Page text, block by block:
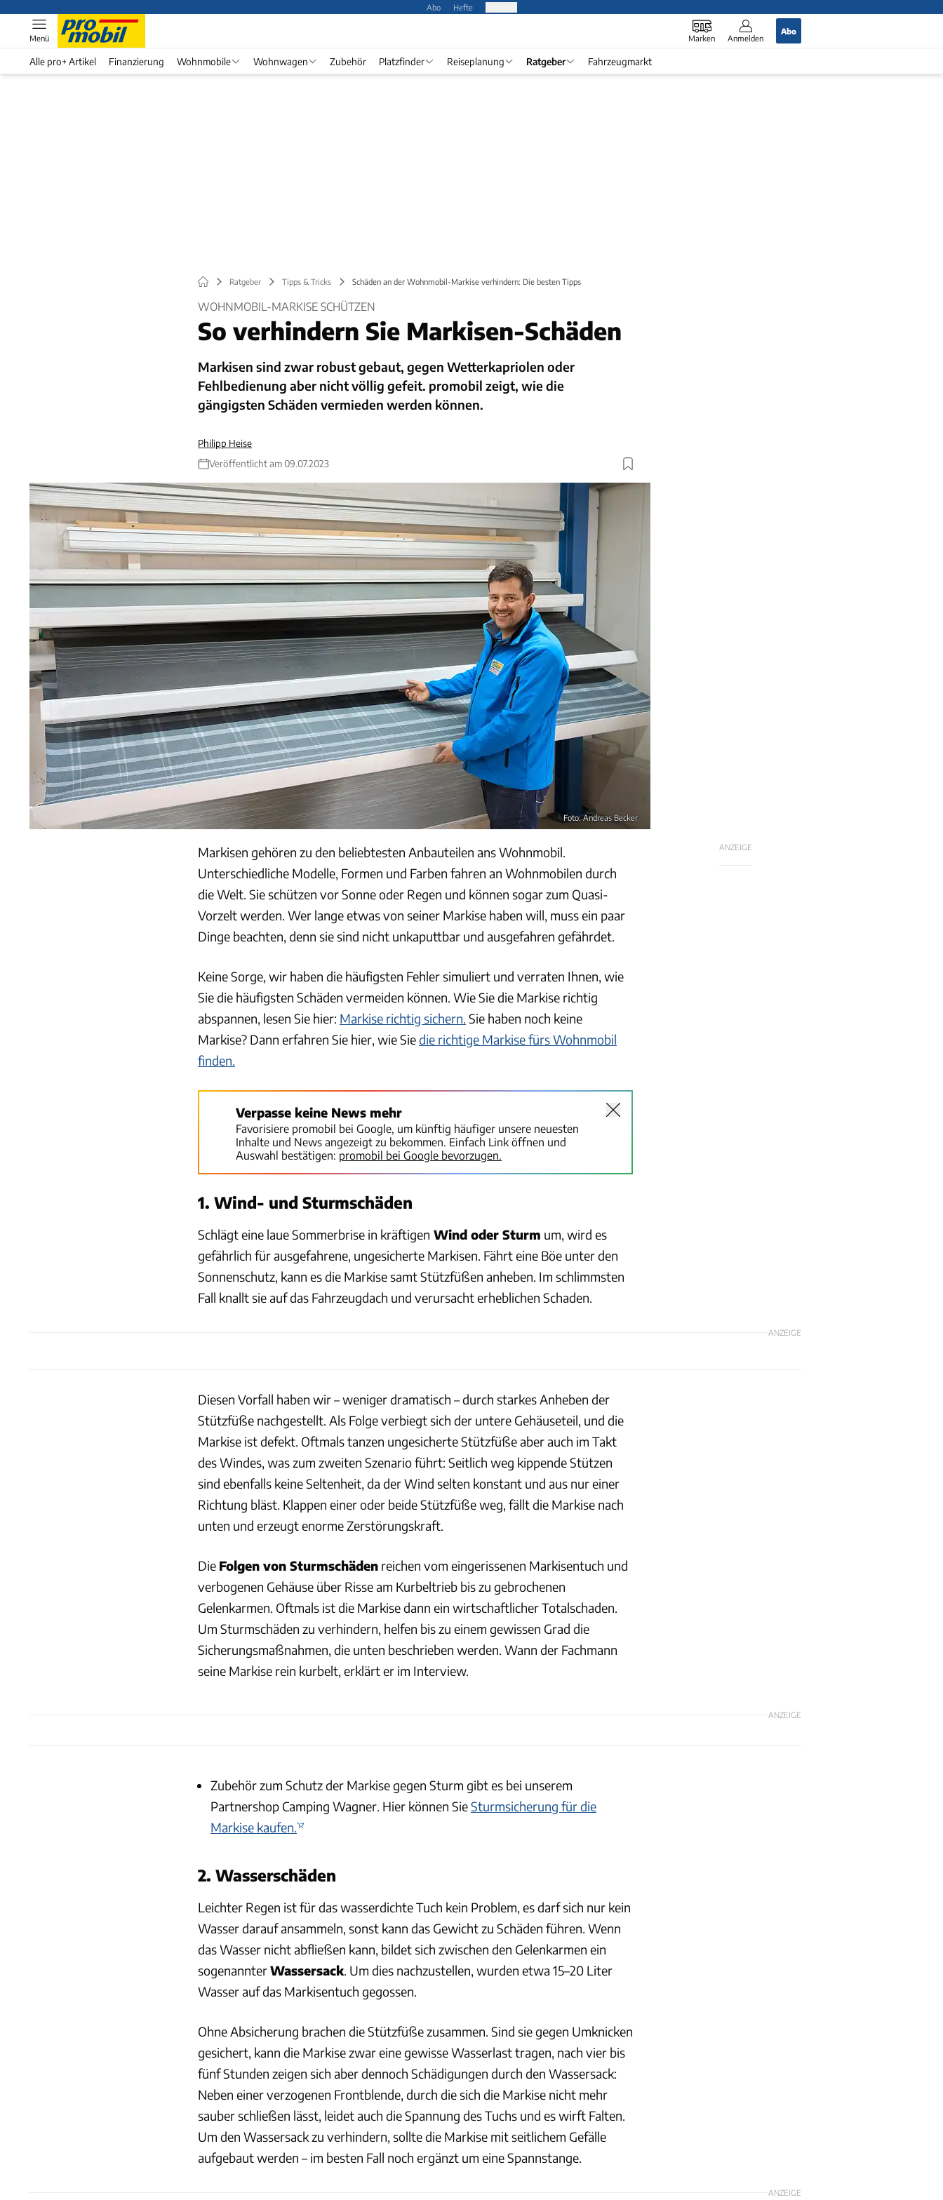
Abo Hefte
Marken Anmelden
Abo
Menü
Alle pro+ Artikel Finanzierung Wohnmobile Wohnwagen Zubehör Platzfinder Reiseplanung Ratgeber Fahrzeugmarkt
Ratgeber Tipps & Tricks Schäden an der Wohnmobil-Markise verhindern: Die besten Tipps
WOHNMOBIL-MARKISE SCHÜTZEN
So verhindern Sie Markisen-Schäden
Markisen sind zwar robust gebaut, gegen Wetterkapriolen oder
Fehlbedienung aber nicht völlig gefeit. promobil zeigt, wie die
gängigsten Schäden vermieden werden können.
Philipp Heise
Veröffentlicht am 09.07.2023
Foto: Andreas Becker
ANZEIGE
Markisen gehören zu den beliebtesten Anbauteilen ans Wohnmobil.
Unterschiedliche Modelle, Formen und Farben fahren an Wohnmobilen durch
die Welt. Sie schützen vor Sonne oder Regen und können sogar zum Quasi-
Vorzelt werden. Wer lange etwas von seiner Markise haben will, muss ein paar
Dinge beachten, denn sie sind nicht unkaputtbar und ausgefahren gefährdet.
Keine Sorge, wir haben die häufigsten Fehler simuliert und verraten Ihnen, wie
Sie die häufigsten Schäden vermeiden können. Wie Sie die Markise richtig
abspannen, lesen Sie hier: Markise richtig sichern. Sie haben noch keine
Markise? Dann erfahren Sie hier, wie Siedie richtige Markise fürs Wohnmobil
finden.
Verpasse keine News mehr
Favorisiere promobil bei Google, um künftig häufiger unsere neuesten
Inhalte und News angezeigt zu bekommen. Einfach Link öffnen und
Auswahl bestätigen: promobil bei Google bevorzugen.
1. Wind- und Sturmschäden
Schlägt eine laue Sommerbrise in kräftigen Wind oder Sturm um, wird es
gefährlich für ausgefahrene, ungesicherte Markisen. Fährt eine Böe unter den
Sonnenschutz, kann es die Markise samt Stützfüßen anheben. Im schlimmsten
Fall knallt sie auf das Fahrzeugdach und verursacht erheblichen Schaden.
ANZEIGE
Diesen Vorfall haben wir – weniger dramatisch – durch starkes Anheben der
Stützfüße nachgestellt. Als Folge verbiegt sich der untere Gehäuseteil, und die
Markise ist defekt. Oftmals tanzen ungesicherte Stützfüße aber auch im Takt
des Windes, was zum zweiten Szenario führt: Seitlich weg kippende Stützen
sind ebenfalls keine Seltenheit, da der Wind selten konstant und aus nur einer
Richtung bläst. Klappen einer oder beide Stützfüße weg, fällt die Markise nach
unten und erzeugt enorme Zerstörungskraft.
Die Folgen von Sturmschäden reichen vom eingerissenen Markisentuch und
verbogenen Gehäuse über Risse am Kurbeltrieb bis zu gebrochenen
Gelenkarmen. Oftmals ist die Markise dann ein wirtschaftlicher Totalschaden.
Um Sturmschäden zu verhindern, helfen bis zu einem gewissen Grad die
Sicherungsmaßnahmen, die unten beschrieben werden. Wann der Fachmann
seine Markise rein kurbelt, erklärt er im Interview.
ANZEIGE
Zubehör zum Schutz der Markise gegen Sturm gibt es bei unserem
Partnershop Camping Wagner. Hier können SieSturmsicherung für die
Markise kaufen.
2. Wasserschäden
Leichter Regen ist für das wasserdichte Tuch kein Problem, es darf sich nur kein
Wasser darauf ansammeln, sonst kann das Gewicht zu Schäden führen. Wenn
das Wasser nicht abfließen kann, bildet sich zwischen den Gelenkarmen ein
sogenannterWassersack. Um dies nachzustellen, wurden etwa 15–20 Liter
Wasser auf das Markisentuch gegossen.
Ohne Absicherung brachen die Stützfüße zusammen. Sind sie gegen Umknicken
gesichert, kann die Markise zwar eine gewisse Wasserlast tragen, nach vier bis
fünf Stunden zeigen sich aber dennoch Schädigungen durch den Wassersack:
Neben einer verzogenen Frontblende, durch die sich die Markise nicht mehr
sauber schließen lässt, leidet auch die Spannung des Tuchs und es wirft Falten.
Um den Wassersack zu verhindern, sollte die Markise mit seitlichem Gefälle
aufgebaut werden – im besten Fall noch ergänzt um eine Spannstange.
ANZEIGE